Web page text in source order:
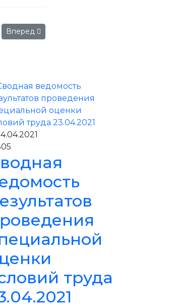
Следующий: 13 октября в столице прошел
Вперед
труда